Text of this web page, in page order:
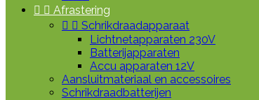
  Afrastering
  Schrikdraadapparaat
Lichtnetapparaten 230V
Batterijapparaten
Accu apparaten 12V
Aansluitmateriaal en accessoires
Schrikdraadbatterijen